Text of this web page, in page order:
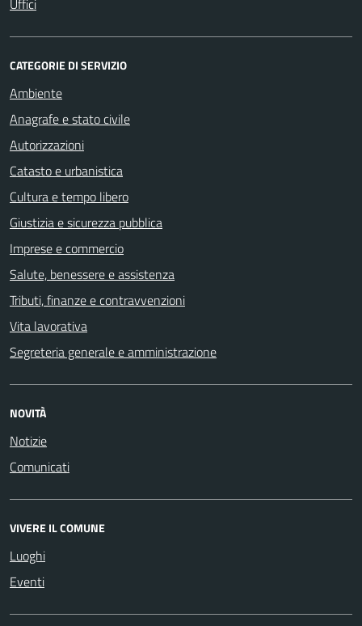
CATEGORIE DI SERVIZIO
Ambiente
Anagrafe e stato civile
Autorizzazioni
Catasto e urbanistica
Cultura e tempo libero
Giustizia e sicurezza pubblica
Imprese e commercio
Salute, benessere e assistenza
Tributi, finanze e contravvenzioni
Vita lavorativa
Segreteria generale e amministrazione
NOVITÀ
Notizie
Comunicati
VIVERE IL COMUNE
Luoghi
Eventi